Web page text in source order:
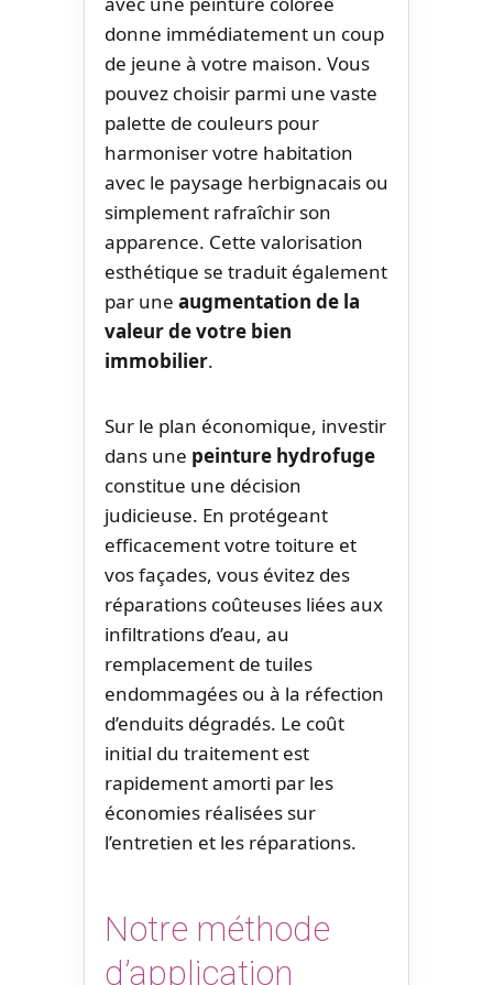
donne immédiatement un coup
de jeune à votre maison. Vous
pouvez choisir parmi une vaste
palette de couleurs pour
harmoniser votre habitation
avec le paysage herbignacais ou
simplement rafraîchir son
apparence. Cette valorisation
esthétique se traduit également
par une augmentation de la
valeur de votre bien
immobilier.
Sur le plan économique, investir
dans une peinture hydrofuge
constitue une décision
judicieuse. En protégeant
efficacement votre toiture et
vos façades, vous évitez des
réparations coûteuses liées aux
infiltrations d’eau, au
remplacement de tuiles
endommagées ou à la réfection
d’enduits dégradés. Le coût
initial du traitement est
rapidement amorti par les
économies réalisées sur
l’entretien et les réparations.
Notre méthode
d’application